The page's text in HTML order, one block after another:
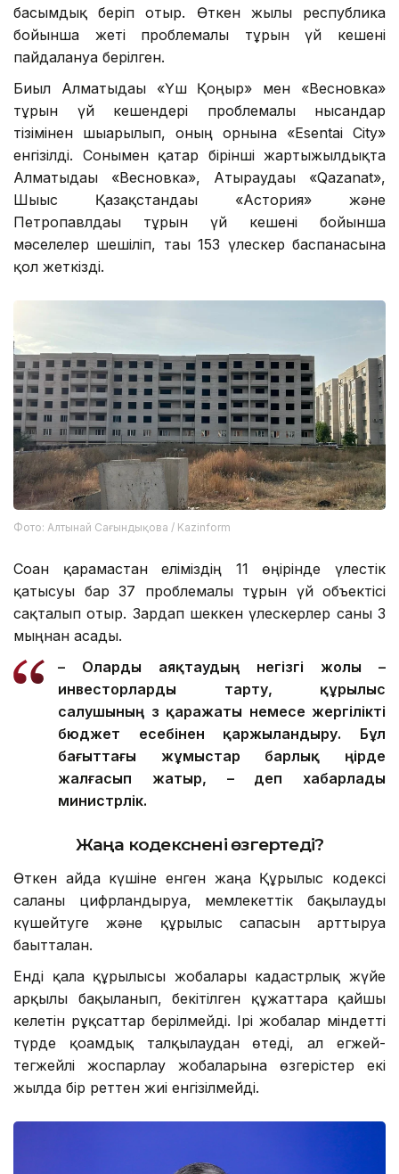
басымдық беріп отыр. Өткен жылы республика
бойынша жеті проблемалы тұрғын үй кешені
пайдалануға берілген.
Биыл Алматыдағы «Үш Қоңыр» мен «Весновка»
тұрғын үй кешендері проблемалы нысандар
тізімінен шығарылып, оның орнына «Esentai City»
енгізілді. Сонымен қатар бірінші жартыжылдықта
Алматыдағы «Весновка», Атыраудағы «Qazanat»,
Шығыс Қазақстандағы «Астория» және
Петропавлдағы тұрғын үй кешені бойынша
мәселелер шешіліп, тағы 153 үлескер баспанасына
қол жеткізді.
Фото: Алтынай Сағындықова / Kazinform
Соған қарамастан еліміздің 11 өңірінде үлестік
қатысуы бар 37 проблемалы тұрғын үй объектісі
сақталып отыр. Зардап шеккен үлескерлер саны 3
мыңнан асады.
– Оларды аяқтаудың негізгі жолы –
инвесторларды тарту, құрылыс
салушының өз қаражаты немесе жергілікті
бюджет есебінен қаржыландыру. Бұл
бағыттағы жұмыстар барлық өңірде
жалғасып жатыр, – деп хабарлады
министрлік.
Жаңа кодекснені өзгертеді?
Өткен айда күшіне енген жаңа Құрылыс кодексі
саланы цифрландыруға, мемлекеттік бақылауды
күшейтуге және құрылыс сапасын арттыруға
бағытталған.
Енді қала құрылысы жобалары кадастрлық жүйе
арқылы бақыланып, бекітілген құжаттарға қайшы
келетін рұқсаттар берілмейді. Ірі жобалар міндетті
түрде қоғамдық талқылаудан өтеді, ал егжей-
тегжейлі жоспарлау жобаларына өзгерістер екі
жылда бір реттен жиі енгізілмейді.